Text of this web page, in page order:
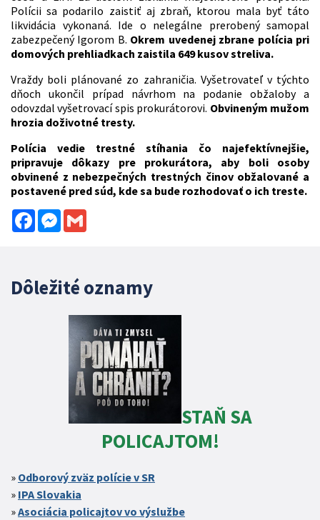
Polícii sa podarilo zaistiť aj zbraň, ktorou mala byť táto
likvidácia vykonaná. Ide o nelegálne prerobený samopal
zabezpečený Igorom B. Okrem uvedenej zbrane polícia pri
domových prehliadkach zaistila 649 kusov streliva.
Vraždy boli plánované zo zahraničia. Vyšetrovateľ v týchto
dňoch ukončil prípad návrhom na podanie obžaloby a
odovzdal vyšetrovací spis prokurátorovi. Obvineným mužom
hrozia doživotné tresty.
Polícia vedie trestné stíhania čo najefektívnejšie,
pripravuje dôkazy pre prokurátora, aby boli osoby
obvinené z nebezpečných trestných činov obžalované a
postavené pred súd, kde sa bude rozhodovať o ich treste.
FacebookMessenger
Dôležité oznamy
STAŇ SA
POLICAJTOM!
Odborový zväz polície v SR
IPA Slovakia
Asociácia policajtov vo výslužbe